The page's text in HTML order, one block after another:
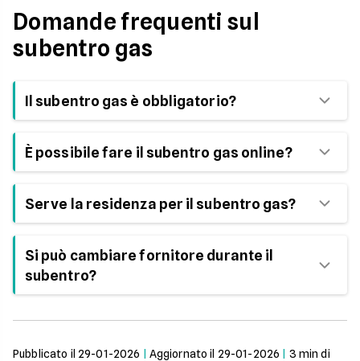
Domande frequenti sul
subentro gas
Il subentro gas è obbligatorio?
Sì, quando il contatore è disattivato e si vuole
riattivare la fornitura.
È possibile fare il subentro gas online?
può essere gestita online.
Serve la residenza per il subentro gas?
Si può cambiare fornitore durante il
subentro?
Sì, il cambio fornitore può avvenire
Pubblicato il 29-01-2026 Aggiornato il 29-01-2026 3 min di